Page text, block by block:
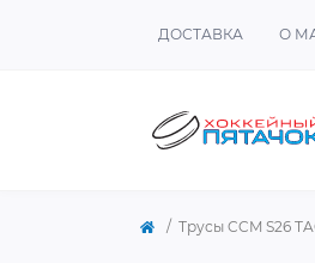
ДОСТАВКА О
Трусы CCM S26